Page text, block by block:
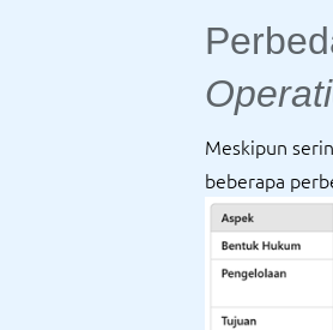
Meskipun
beberapa